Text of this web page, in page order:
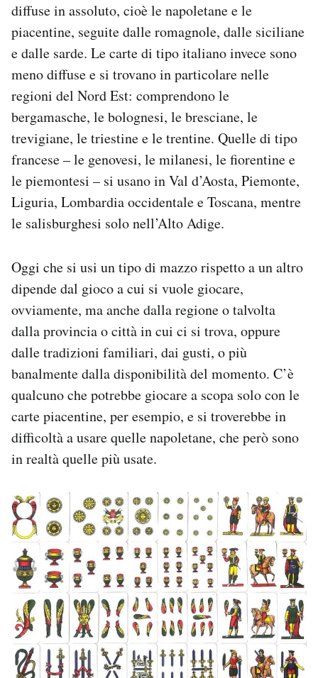
diffuse in assoluto, cioè le napoletane e le
piacentine, seguite dalle romagnole, dalle siciliane
e dalle sarde. Le carte di tipo italiano invece sono
meno diffuse e si trovano in particolare nelle
regioni del Nord Est: comprendono le
bergamasche, le bolognesi, le bresciane, le
trevigiane, le triestine e le trentine. Quelle di tipo
francese – le genovesi, le milanesi, le fiorentine e
le piemontesi – si usano in Val d’Aosta, Piemonte,
Liguria, Lombardia occidentale e Toscana, mentre
le salisburghesi solo nell’Alto Adige.
Oggi che si usi un tipo di mazzo rispetto a un altro
dipende dal gioco a cui si vuole giocare,
ovviamente, ma anche dalla regione o talvolta
dalla provincia o città in cui ci si trova, oppure
dalle tradizioni familiari, dai gusti, o più
banalmente dalla disponibilità del momento. C’è
qualcuno che potrebbe giocare a scopa solo con le
carte piacentine, per esempio, e si troverebbe in
difficoltà a usare quelle napoletane, che però sono
in realtà quelle più usate.